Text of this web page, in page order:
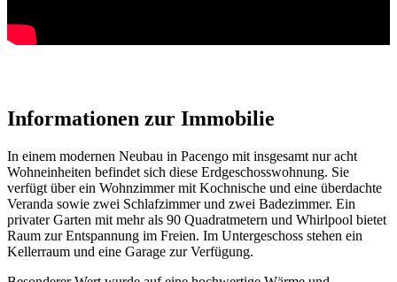
Informationen zur Immobilie
In einem modernen Neubau in Pacengo mit insgesamt nur acht
Wohneinheiten befindet sich diese Erdgeschosswohnung. Sie
verfügt über ein Wohnzimmer mit Kochnische und eine überdachte
Veranda sowie zwei Schlafzimmer und zwei Badezimmer. Ein
privater Garten mit mehr als 90 Quadratmetern und Whirlpool bietet
Raum zur Entspannung im Freien. Im Untergeschoss stehen ein
Kellerraum und eine Garage zur Verfügung.